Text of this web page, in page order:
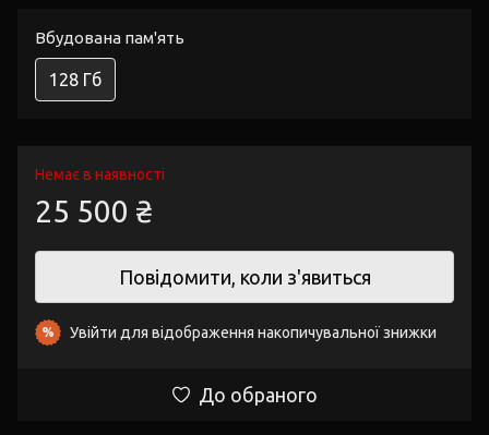
Вбудована пам'ять
128 Гб
Немає в наявності
25 500 ₴
Повідомити, коли з'явиться
% Увійти для відображення накопичувальної знижки
До обраного